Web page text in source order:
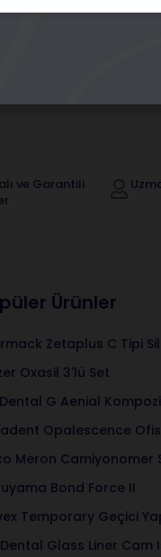
ve Garantili
Ürünler
Zetaplus C Tipi
Oxasil 3'lü Set
G Aenial
Opalescence
Meron Camiyonomer
Bond Force II
Temporary Geçici
Dental Glass Liner Cam